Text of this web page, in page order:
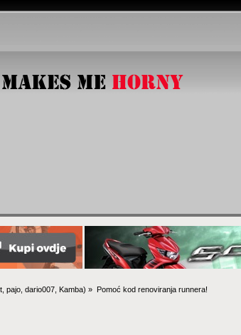
,pajo ,dario007 Kamba) » Pomoć kod renoviranja runnera!